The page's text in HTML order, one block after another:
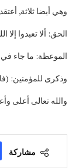
وهي أيضا ثلاثة,
الحق: ألا تعبدوا إلا
الموعظة: ما جاء
وذكرى للمؤمنين:
والله تعالى أعلى
مشاركة